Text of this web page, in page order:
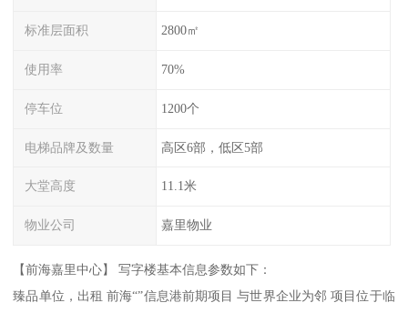
标准层面积 2800㎡
使用率 70%
停车位 1200个
电梯品牌及数量 高区6部，低区5部
大堂高度 11.1米
物业公司 嘉里物业
【前海嘉里中心】 写字楼基本信息参数如下：
臻品单位，出租 前海“”信息港前期项目 与世界企业为邻 项目位于临